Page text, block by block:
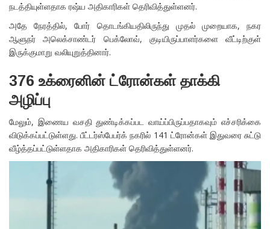
நடத்தியுள்ளதாக ரஷ்ய அதிகாரிகள் தெரிவித்துள்ளனர்.
அதே நேரத்தில், போர் தொடங்கியதிலிருந்து முதல் முறையாக, நகர
ஆளுநர் அலெக்சாண்டர் பெக்லோவ், குடியிருப்பாளர்களை வீட்டிற்குள்
இருக்குமாறு வலியுறுத்தினார்.
376 உக்ரைனின் ட்ரோன்கள் தாக்கி
அழிப்பு
மேலும், இணைய வசதி துண்டிக்கப்பட வாய்ப்பிருப்பதாகவும் எச்சரிக்கை
விடுக்கப்பட்டுள்ளது. பீட்டர்ஸ்பேபர்க் நகரில் 141 ட்ரோன்கள் இதுவரை சுட்டு
வீழ்த்தப்பட்டுள்ளதாக அதிகாரிகள் தெரிவித்துள்ளனர்.